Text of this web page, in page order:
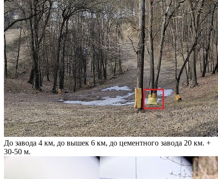
До завода 4 км, до вышек 6 км, до цементного завода 20 км. +
30-50 м.